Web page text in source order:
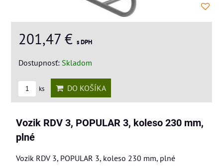
201,47 € s DPH
Dostupnosť: Skladom
ks DO KOŠÍKA
Vozik RDV 3, POPULAR 3, koleso 230 mm,
plné
Vozik RDV 3, POPULAR 3, koleso 230 mm, plné